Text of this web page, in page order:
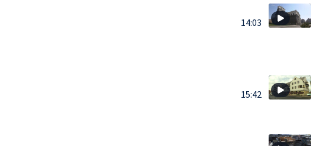
14:03
15:42